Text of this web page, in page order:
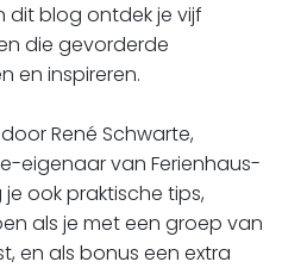
dit blog ontdek je vijf
die gevorderde
en inspireren.
René Schwarte,
eigenaar van Ferienhaus-
je ook praktische tips,
als je met een groep van
en als bonus een extra